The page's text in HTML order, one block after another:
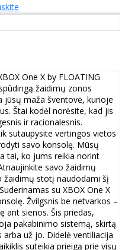
One X by FLOATING
žaidimų zonos
jūsų maža šventovė, kurioje
Štai kodėl norėsite, kad jis
ir racionalesnis.
sutaupysite vertingos vietos
savo konsolę. Mūsų
tai, ko jums reikia norint
savo žaidimų
žaidimų stotį naudodami šį
su XBOX One X
Žvilgsnis be netvarkos –
ant sienos. Šis priedas,
pakabinimo sistemą, skirtą
už jo. Didelė ventiliacija
suteikia prieigą prie visų